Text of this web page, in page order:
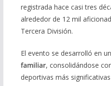
registrada hace casi tres
alrededor de 12 mil
Tercera División.
El evento se desarrolló en un
familiar, consolidándose
deportivas más